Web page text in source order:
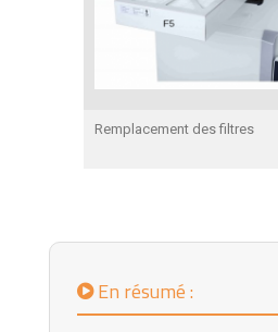
Remplacement des filtres
En résumé :